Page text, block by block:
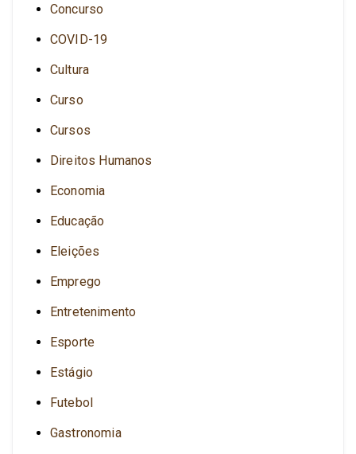
Concurso
COVID-19
Cultura
Curso
Cursos
Direitos Humanos
Economia
Educação
Eleições
Emprego
Entretenimento
Esporte
Estágio
Futebol
Gastronomia